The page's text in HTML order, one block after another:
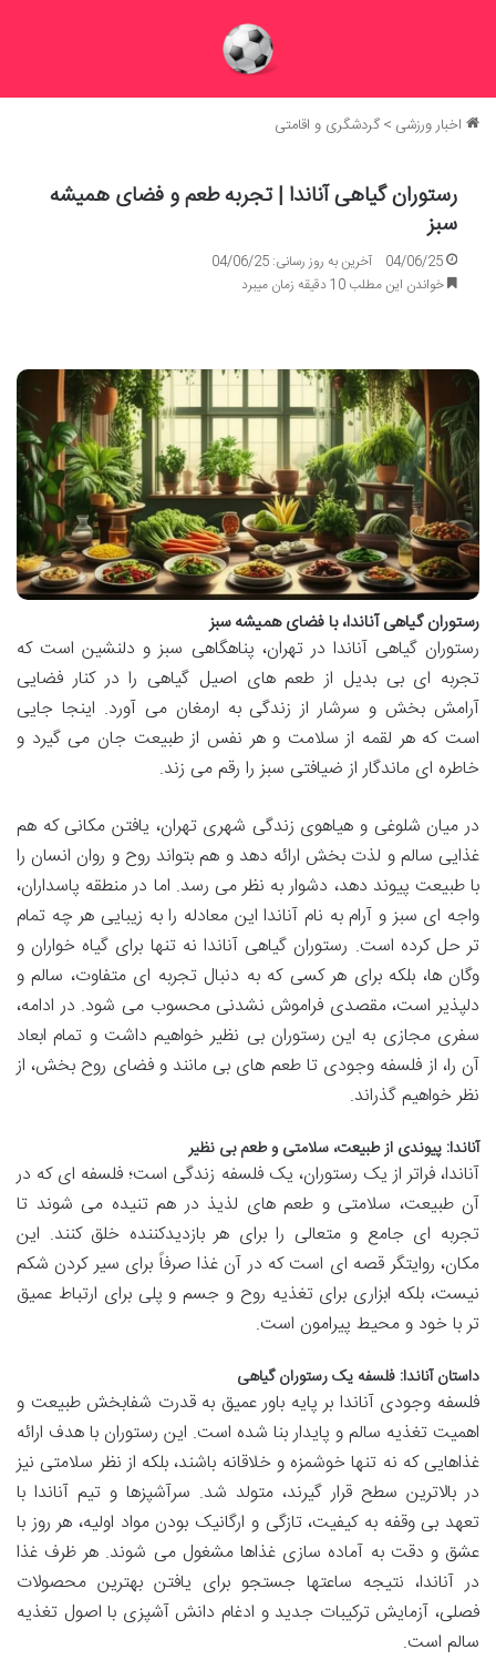
اخبار ورزشی >گردشگری و اقامتی
رستوران گیاهی آناندا | تجربه طعم و فضای همیشه
سبز
04/06/25
آخرین به روز رسانی: 04/06/25
خواندن این مطلب 10 دقیقه زمان میبرد
رستوران گیاهی آناندا، با فضای همیشه سبز
رستوران گیاهی آناندا در تهران، پناهگاهی سبز و دلنشین است که
تجربه ای بی بدیل از طعم های اصیل گیاهی را در کنار فضایی
آرامش بخش و سرشار از زندگی به ارمغان می آورد. اینجا جایی
است که هر لقمه از سلامت و هر نفس از طبیعت جان می گیرد و
خاطره ای ماندگار از ضیافتی سبز را رقم می زند.
در میان شلوغی و هیاهوی زندگی شهری تهران، یافتن مکانی که هم
غذایی سالم و لذت بخش ارائه دهد و هم بتواند روح و روان انسان را
با طبیعت پیوند دهد، دشوار به نظر می رسد. اما در منطقه پاسداران،
واجه ای سبز و آرام به نام آناندا این معادله را به زیبایی هر چه تمام
تر حل کرده است. رستوران گیاهی آناندا نه تنها برای گیاه خواران و
وگان ها، بلکه برای هر کسی که به دنبال تجربه ای متفاوت، سالم و
دلپذیر است، مقصدی فراموش نشدنی محسوب می شود. در ادامه،
سفری مجازی به این رستوران بی نظیر خواهیم داشت و تمام ابعاد
آن را، از فلسفه وجودی تا طعم های بی مانند و فضای روح بخش، از
نظر خواهیم گذراند.
آناندا: پیوندی از طبیعت، سلامتی و طعم بی نظیر
آناندا، فراتر از یک رستوران، یک فلسفه زندگی است؛ فلسفه ای که در
آن طبیعت، سلامتی و طعم های لذیذ در هم تنیده می شوند تا
تجربه ای جامع و متعالی را برای هر بازدیدکننده خلق کنند. این
مکان، روایتگر قصه ای است که در آن غذا صرفاً برای سیر کردن شکم
نیست، بلکه ابزاری برای تغذیه روح و جسم و پلی برای ارتباط عمیق
تر با خود و محیط پیرامون است.
داستان آناندا: فلسفه یک رستوران گیاهی
فلسفه وجودی آناندا بر پایه باور عمیق به قدرت شفابخش طبیعت و
اهمیت تغذیه سالم و پایدار بنا شده است. این رستوران با هدف ارائه
غذاهایی که نه تنها خوشمزه و خلاقانه باشند، بلکه از نظر سلامتی نیز
در بالاترین سطح قرار گیرند، متولد شد. سرآشپزها و تیم آناندا با
تعهد بی وقفه به کیفیت، تازگی و ارگانیک بودن مواد اولیه، هر روز با
عشق و دقت به آماده سازی غذاها مشغول می شوند. هر ظرف غذا
در آناندا، نتیجه ساعتها جستجو برای یافتن بهترین محصولات
فصلی، آزمایش ترکیبات جدید و ادغام دانش آشپزی با اصول تغذیه
سالم است.